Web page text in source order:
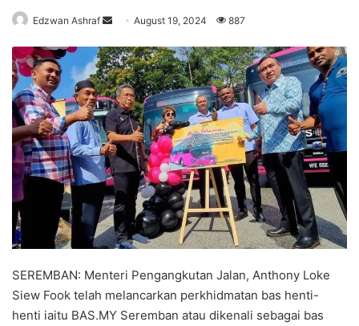
Edzwan Ashraf
n
d
a
n
e
m
a
i
l
August 19, 2024 887
SEREMBAN: Menteri Pengangkutan Jalan, Anthony Loke
Siew Fook telah melancarkan perkhidmatan bas henti-
henti iaitu BAS.MY Seremban atau dikenali sebagai bas